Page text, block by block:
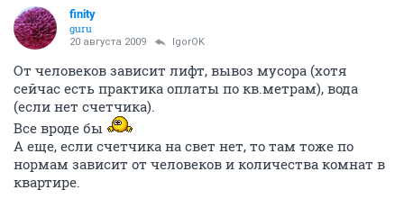
finity
guru
20 августа 2009 IgorOK
От человеков зависит лифт, вывоз мусора (хотя
сейчас есть практика оплаты по кв.метрам), вода
(если нет счетчика).
Все вроде бы
А еще, если счетчика на свет нет, то там тоже по
нормам зависит от человеков и количества комнат в
квартире.